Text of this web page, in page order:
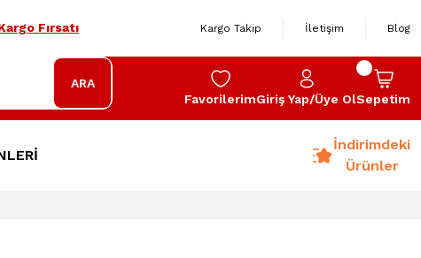
Fırsatı Kargo Takip İletişim Blog
ARA
FavorilerimGiriş Yap/Üye OlSepetim
İndirimdeki
Ürünler